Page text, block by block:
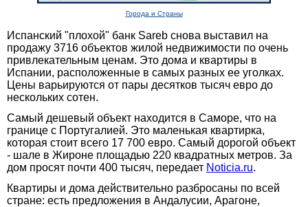
Города и Страны
Испанский "плохой" банк Sareb снова выставил на
продажу 3716 объектов жилой недвижимости по очень
привлекательным ценам. Это дома и квартиры в
Испании, расположенные в самых разных ее уголках.
Цены варьируются от пары десятков тысяч евро до
нескольких сотен.
Самый дешевый объект находится в Саморе, что на
границе с Португалией. Это маленькая квартирка,
которая стоит всего 17 700 евро. Самый дорогой объект
- шале в Жироне площадью 220 квадратных метров. За
дом просят почти 400 тысяч, передает Noticia.ru.
Квартиры и дома действительно разбросаны по всей
стране: есть предложения в Андалусии, Арагоне,